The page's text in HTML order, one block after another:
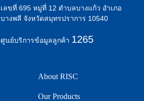
เลขที่ 695 หมู่ที่ 12 ตำบลบางแก้ว อำเภอ
บางพลี จังหวัดสมุทรปราการ 10540
ศูนย์บริการข้อมูลลูกค้า 1265
About RISC
Our Products